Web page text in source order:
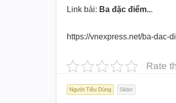
Link bài: Ba đặc điểm...
https://vnexpress.net/ba-dac-
Rate
Người Tiêu Dùng Slider